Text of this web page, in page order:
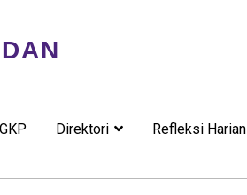
Direktori Refleksi Harian